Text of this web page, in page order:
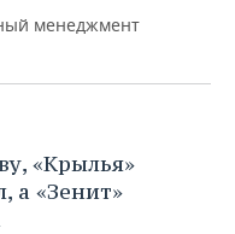
менеджмент
«Крылья»
а «Зенит»